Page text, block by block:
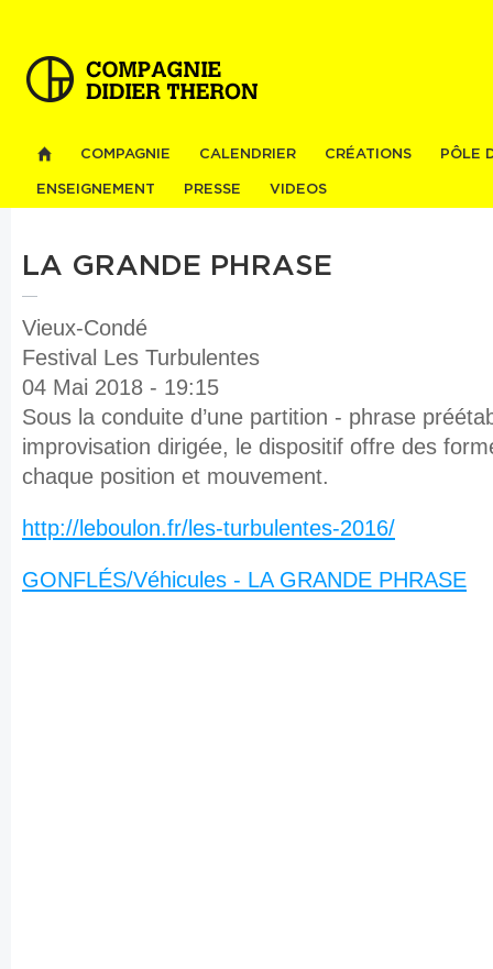
COMPAGNIE CALENDRIER CRÉATIONS PÔLE
ENSEIGNEMENT PRESSE VIDEOS
LA GRANDE PHRASE
Vieux-Condé
Festival Les Turbulentes
04 Mai 2018 - 19:15
Sous la conduite d’une partition - phrase
improvisation dirigée, le dispositif offre des
chaque position et mouvement.
http://leboulon.fr/les-turbulentes-2016/
GONFLÉS/Véhicules - LA GRANDE PHRASE